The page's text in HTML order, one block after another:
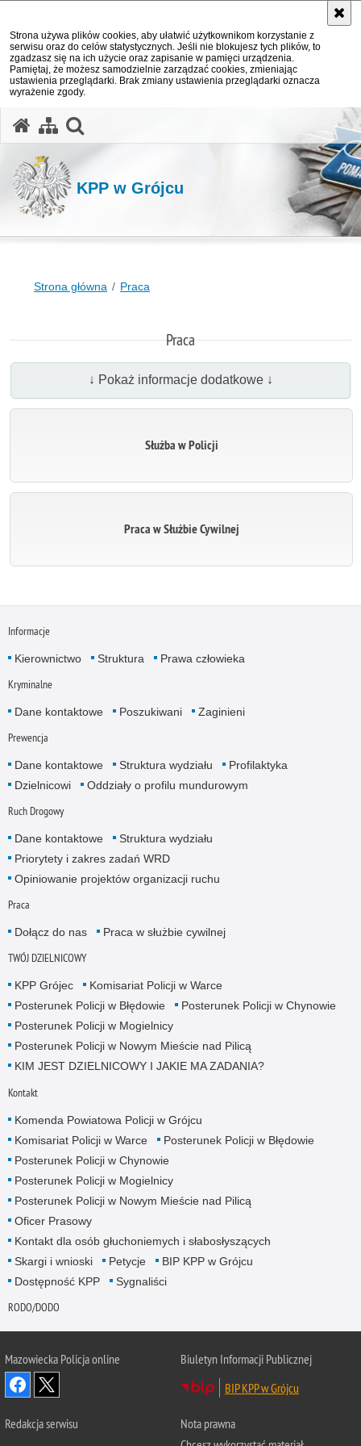
Strona używa plików cookies, aby ułatwić użytkownikom korzystanie z
serwisu oraz do celów statystycznych. Jeśli nie blokujesz tych plików, to
zgadzasz się na ich użycie oraz zapisanie w pamięci urządzenia.
Pamiętaj, że możesz samodzielnie zarządzać cookies, zmieniając
ustawienia przeglądarki. Brak zmiany ustawienia przeglądarki oznacza
wyrażenie zgody.
KPP w Grójcu
Strona główna Praca
Praca
↓ Pokaż informacje dodatkowe ↓
Służba w Policji
Praca w Służbie Cywilnej
Informacje
Kierownictwo Struktura Prawa człowieka
Kryminalne
Dane kontaktowe Poszukiwani Zaginieni
Prewencja
Dane kontaktowe Struktura wydziału
Profilaktyka
Dzielnicowi
Oddziały o profilu mundurowym
Ruch Drogowy
Dane kontaktowe
Struktura wydziału
Priorytety i zakres zadań WRD
Opiniowanie projektów organizacji ruchu
Praca
Dołącz do nas Praca w służbie cywilnej
TWÓJ DZIELNICOWY
KPP Grójec
Komisariat Policji w Warce
Posterunek Policji w Błędowie
Posterunek Policji w Chynowie
Posterunek Policji w Mogielnicy
Posterunek Policji w Nowym Mieście nad Pilicą
KIM JEST DZIELNICOWY I JAKIE MA ZADANIA?
Kontakt
Komenda Powiatowa Policji w Grójcu
Komisariat Policji w Warce
Posterunek Policji w Błędowie
Posterunek Policji w Chynowie
Posterunek Policji w Mogielnicy
Posterunek Policji w Nowym Mieście nad Pilicą
Oficer Prasowy
Kontakt dla osób głuchoniemych i słabosłyszących
Skargi i wnioski
Petycje
BIP KPP w Grójcu
Dostępność KPP
Sygnaliści
RODO/DODO
Mazowiecka Policja online
Biuletyn Informacji Publicznej
BIP KPP w Grójcu
Redakcja serwisu
Nota prawna